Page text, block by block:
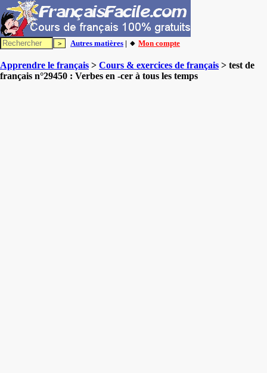
Autres matières | 🔸 Mon compte
Apprendre le français > Cours & exercices de français > test de
français n°29450 : Verbes en -cer à tous les temps